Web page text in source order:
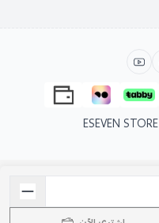
ESEVEN STORE